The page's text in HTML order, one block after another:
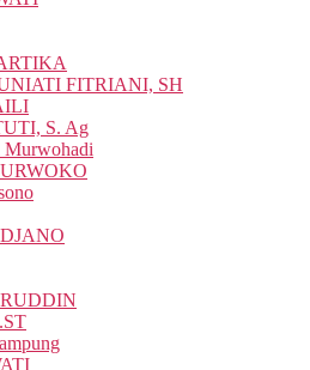
FITRIANI, SH
S. Ag
Murwohadi